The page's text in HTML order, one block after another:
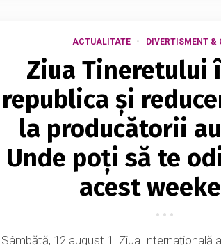
ACTUALITATE DIVERTISMENT &
Ziua Tineretului
republica și
la producătorii
Unde poţi să te
acest
Sâmbătă, 12 august 1. Ziua Internațională